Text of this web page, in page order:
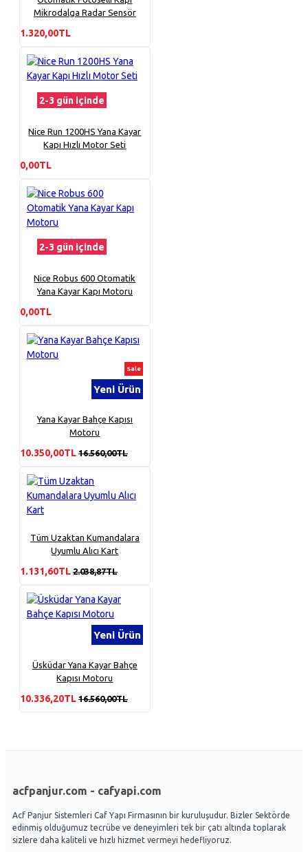
Mikrodalga Radar Sensör
1.320,00TL
2-3 gün içinde
Nice Run 1200HS Yana Kayar
Kapı Hızlı Motor Seti
0,00TL
2-3 gün içinde
Nice Robus 600 Otomatik
Yana Kayar Kapı Motoru
0,00TL
Sale
Yeni Ürün
Yana Kayar Bahçe Kapısı
Motoru
10.350,00TL 16.560,00TL
Tüm Uzaktan Kumandalara
Uyumlu Alıcı Kart
1.131,60TL 2.038,87TL
Yeni Ürün
Üsküdar Yana Kayar Bahçe
Kapısı Motoru
10.336,20TL 16.560,00TL
acfpanjur.com - cafyapi.com
Acf Panjur Sistemleri Caf Yapı Firmasının bir kuruluşudur. Bizler Sektörde
edinmiş olduğumuz tecrübe ve deneyimleri tek bir çatı altında toplarak
sizlere daha kaliteli ve hızlı hizmet vermeyi hedefliyoruz.